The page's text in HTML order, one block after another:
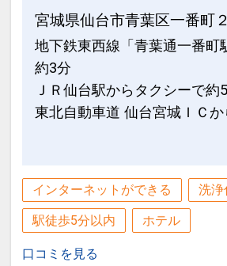
宮城県仙台市青葉区一番町
地下鉄東西線「青葉通一番町
約3分
ＪＲ仙台駅からタクシーで約
東北自動車道 仙台宮城ＩＣ
インターネットができる 洗浄
駅徒歩5分以内 ホテル
口コミを見る